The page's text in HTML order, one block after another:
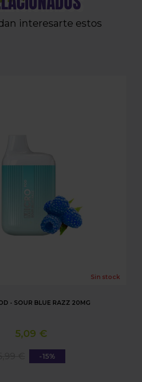
interesarte estos
Sin stock
- SOUR BLUE RAZZ 20MG
5,09 €
-15%